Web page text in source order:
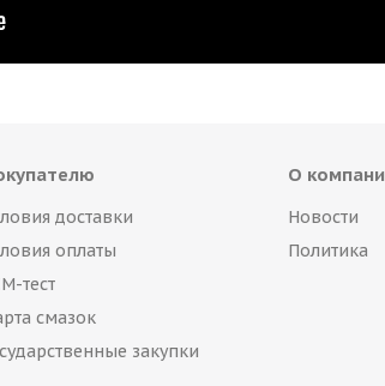
доставки
оплаты
тест
смазок
закупки
О
Новости
Политика